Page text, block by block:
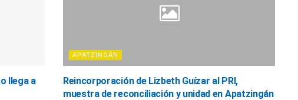
llega a
APATZINGÁN
Reincorporación de Lizbeth Guízar al PRI,
muestra de reconciliación y unidad en Apatzingán